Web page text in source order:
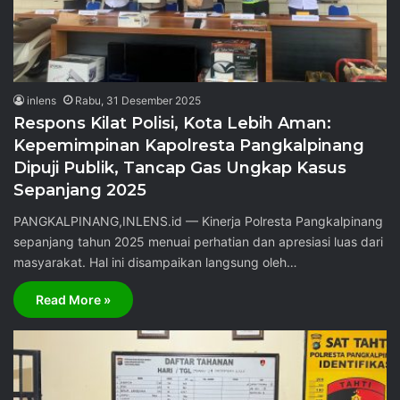
inlens Rabu, 31 Desember 2025
‎Respons Kilat Polisi, Kota Lebih Aman:
Kepemimpinan Kapolresta Pangkalpinang
Dipuji Publik, Tancap Gas Ungkap Kasus
Sepanjang 2025 ‎
‎PANGKALPINANG,INLENS.id — Kinerja Polresta Pangkalpinang
sepanjang tahun 2025 menuai perhatian dan apresiasi luas dari
masyarakat. Hal ini disampaikan langsung oleh…
Read More »